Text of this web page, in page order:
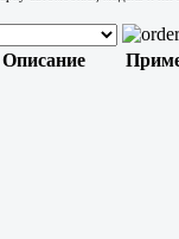
Описание